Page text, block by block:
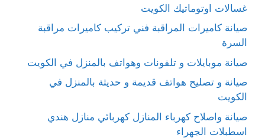
غسالات اوتوماتيك الكويت
صيانة كاميرات المراقبة فني تركيب كاميرات مراقبة
السرة
صيانة موبايلات و تلفونات وهواتف بالمنزل في الكويت
صيانة و تصليح هواتف قديمة و حديثة بالمنزل في
الكويت
صيانة واصلاح كهرباء المنازل كهربائي منازل هندي
اسطبلات الجهراء